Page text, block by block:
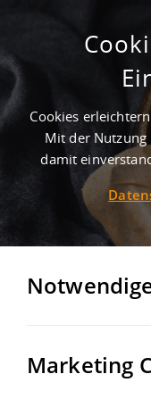
Günstige
Cookies
Mit der Nutzung
damit
Marketing